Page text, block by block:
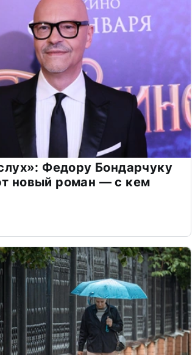
Федору Бондарчуку
новый роман — с кем